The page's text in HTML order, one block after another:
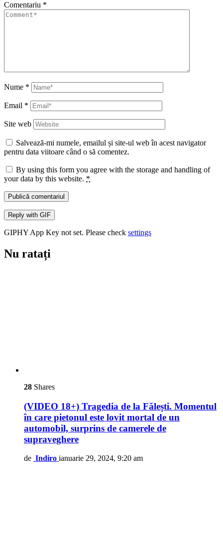
Comentariu *
Nume *
Email *
Site web
Salvează-mi numele, emailul și site-ul web în acest navigator
pentru data viitoare când o să comentez.
By using this form you agree with the storage and handling of
your data by this website. *
Publică comentariul
Reply with GIF
GIPHY App Key not set. Please check settings
Nu ratați
28 Shares
(VIDEO 18+) Tragedia de la Fălești. Momentul
în care pietonul este lovit mortal de un
automobil, surprins de camerele de
supraveghere
de Indiro ianuarie 29, 2024, 9:20 am